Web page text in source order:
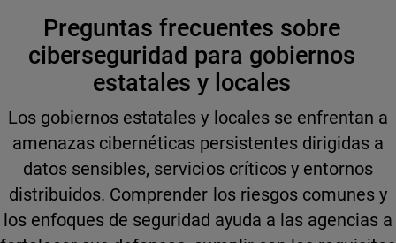
Preguntas frecuentes sobre
ciberseguridad para gobiernos
estatales y locales
Los gobiernos estatales y locales se enfrentan a
amenazas cibernéticas persistentes dirigidas a
datos sensibles, servicios críticos y entornos
distribuidos. Comprender los riesgos comunes y
los enfoques de seguridad ayuda a las agencias a